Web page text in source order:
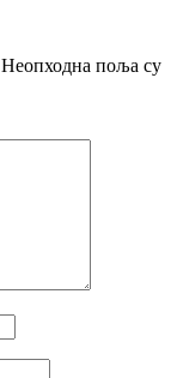
Неопходна поља су